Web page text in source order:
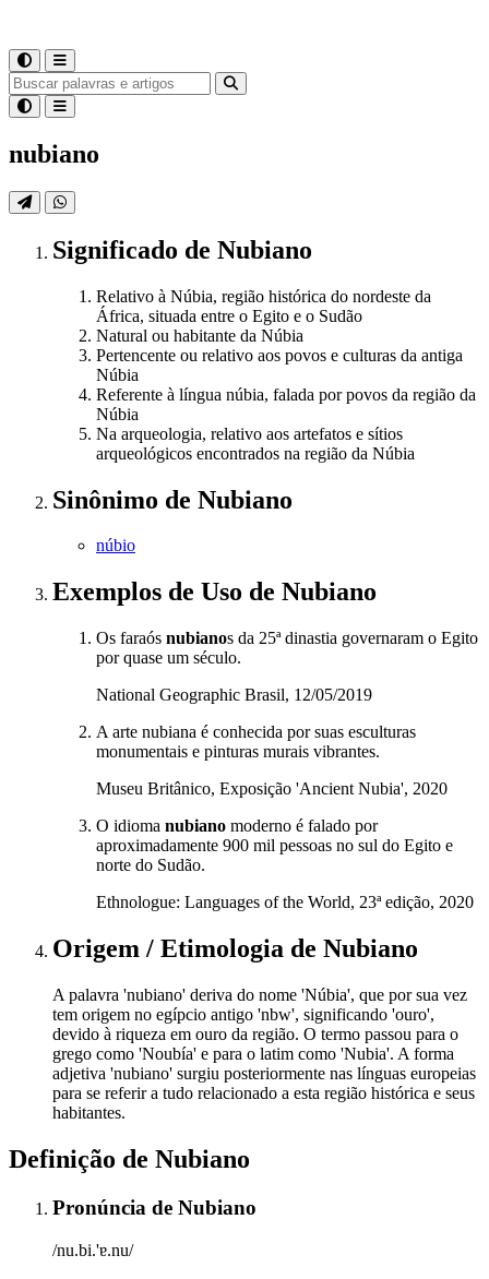
nubiano
Significado de Nubiano
Relativo à Núbia, região histórica do nordeste da
África, situada entre o Egito e o Sudão
Natural ou habitante da Núbia
Pertencente ou relativo aos povos e culturas da antiga
Núbia
Referente à língua núbia, falada por povos da região da
Núbia
Na arqueologia, relativo aos artefatos e sítios
arqueológicos encontrados na região da Núbia
Sinônimo de Nubiano
núbio
Exemplos de Uso de Nubiano
Os faraós nubianos da 25ª dinastia governaram o Egito
por quase um século.
National Geographic Brasil, 12/05/2019
A arte nubiana é conhecida por suas esculturas
monumentais e pinturas murais vibrantes.
Museu Britânico, Exposição 'Ancient Nubia', 2020
O idioma nubiano moderno é falado por
aproximadamente 900 mil pessoas no sul do Egito e
norte do Sudão.
Ethnologue: Languages of the World, 23ª edição, 2020
Origem / Etimologia de Nubiano
A palavra 'nubiano' deriva do nome 'Núbia', que por sua vez
tem origem no egípcio antigo 'nbw', significando 'ouro',
devido à riqueza em ouro da região. O termo passou para o
grego como 'Noubía' e para o latim como 'Nubia'. A forma
adjetiva 'nubiano' surgiu posteriormente nas línguas europeias
para se referir a tudo relacionado a esta região histórica e seus
habitantes.
Definição de Nubiano
Pronúncia de Nubiano
/nu.bi.'ɐ.nu/